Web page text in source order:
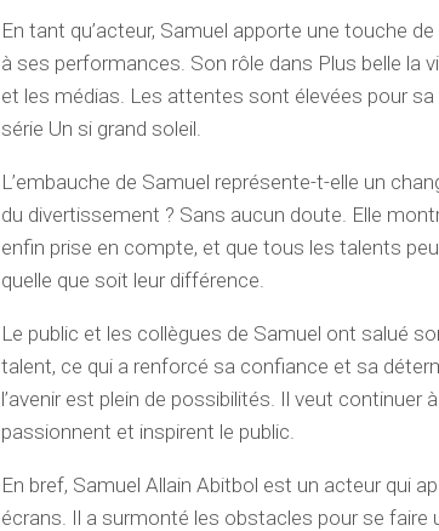
En tant qu’acteur, Samuel apporte une touche
à ses performances. Son rôle dans Plus belle la
et les médias. Les attentes sont élevées pour
série Un si grand soleil.
L’embauche de Samuel représente-t-elle un
du divertissement ? Sans aucun doute. Elle
enfin prise en compte, et que tous les talents
quelle que soit leur différence.
Le public et les collègues de Samuel ont salué
talent, ce qui a renforcé sa confiance et sa
l’avenir est plein de possibilités. Il veut continuer
passionnent et inspirent le public.
En bref, Samuel Allain Abitbol est un acteur qui
écrans. Il a surmonté les obstacles pour se faire